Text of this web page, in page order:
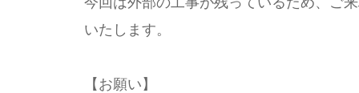
いたします。
【お願い】